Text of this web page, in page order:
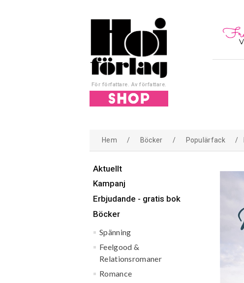
För författare. Av författare.
Hem / Böcker / Populärfack /
Aktuellt
Kampanj
Erbjudande - gratis bok
Böcker
Spänning
Feelgood &
Relationsromaner
Romance